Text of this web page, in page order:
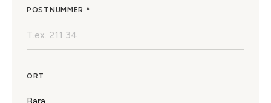
POSTNUMMER *
ORT